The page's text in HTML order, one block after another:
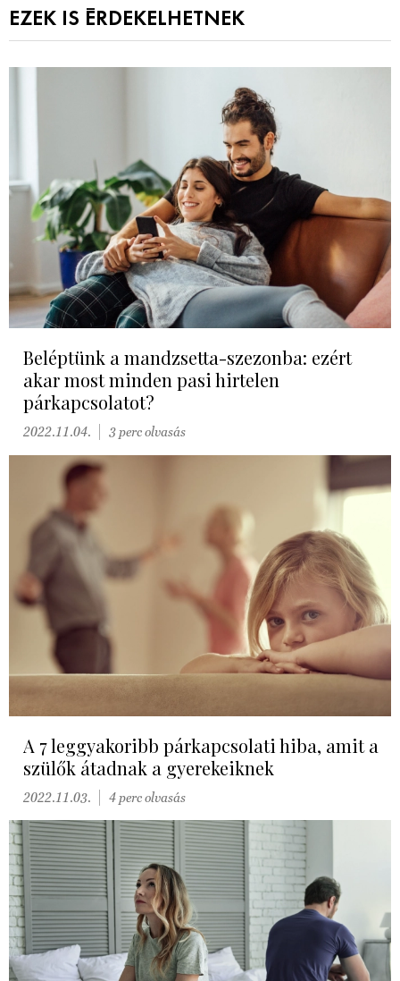
EZEK IS ÉRDEKELHETNEK
Beléptünk a mandzsetta-szezonba: ezért
akar most minden pasi hirtelen
párkapcsolatot?
2022.11.04. 3 perc olvasás
A 7 leggyakoribb párkapcsolati hiba, amit a
szülők átadnak a gyerekeiknek
2022.11.03. 4 perc olvasás